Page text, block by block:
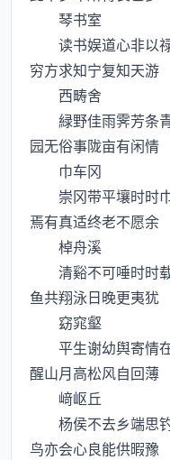
琴书室
读书娱道心非以禄
穷方求知宁复知天游
西畴舍
緑野佳雨霁芳条青
园无俗事陇亩有闲情
巾车冈
崇冈带平壤时时巾
焉有真适终老不愿余
棹舟溪
清谿不可唾时时载
鱼共翔泳日晚更夷犹
窈窕壑
平生谢幼舆寄情在
醒山月高松风自回薄
﨑岖丘
杨侯不去乡端思钓
鸟亦会心良能供暇豫